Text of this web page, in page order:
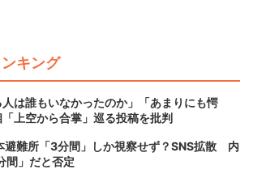
キング
は誰もいなかったのか」「あまりにも愕
上空から合掌」巡る投稿を批判
避難所「3分間」しか視察せず？SNS拡散 内
間」だと否定